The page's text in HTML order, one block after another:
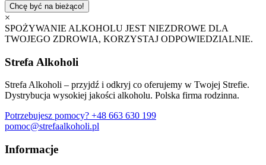
×
SPOŻYWANIE ALKOHOLU JEST NIEZDROWE DLA
TWOJEGO ZDROWIA, KORZYSTAJ ODPOWIEDZIALNIE.
Strefa Alkoholi
Strefa Alkoholi – przyjdź i odkryj co oferujemy w Twojej Strefie.
Dystrybucja wysokiej jakości alkoholu. Polska firma rodzinna.
Potrzebujesz pomocy? +48 663 630 199
pomoc@strefaalkoholi.pl
Informacje